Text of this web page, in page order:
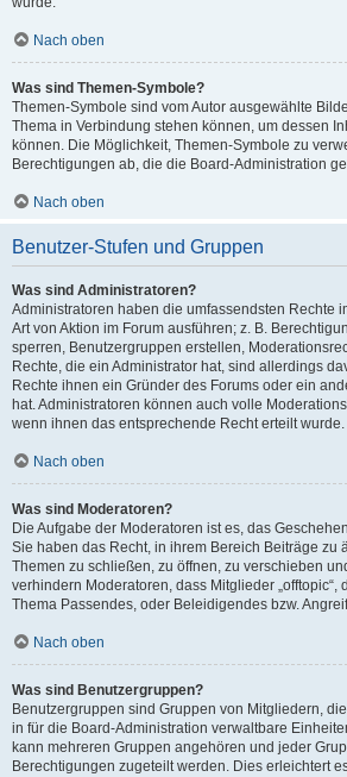
Nach oben
Was sind Themen-Symbole?
Themen-Symbole sind vom Autor ausgewählte
Thema in Verbindung stehen können, um dessen
können. Die Möglichkeit, Themen-Symbole zu
Berechtigungen ab, die die Board-Administration
Nach oben
Benutzer-Stufen und Gruppen
Was sind Administratoren?
Administratoren haben die umfassendsten Rechte
Art von Aktion im Forum ausführen; z. B.
sperren, Benutzergruppen erstellen,
Rechte, die ein Administrator hat, sind allerdings
Rechte ihnen ein Gründer des Forums oder ein
hat. Administratoren können auch volle
wenn ihnen das entsprechende Recht erteilt wurde.
Nach oben
Was sind Moderatoren?
Die Aufgabe der Moderatoren ist es, das
Sie haben das Recht, in ihrem Bereich Beiträge zu
Themen zu schließen, zu öffnen, zu verschieben
verhindern Moderatoren, dass Mitglieder „offtopic“,
Thema Passendes, oder Beleidigendes bzw.
Nach oben
Was sind Benutzergruppen?
Benutzergruppen sind Gruppen von Mitgliedern,
in für die Board-Administration verwaltbare
kann mehreren Gruppen angehören und jeder
Berechtigungen zugeteilt werden. Dies erleichtert